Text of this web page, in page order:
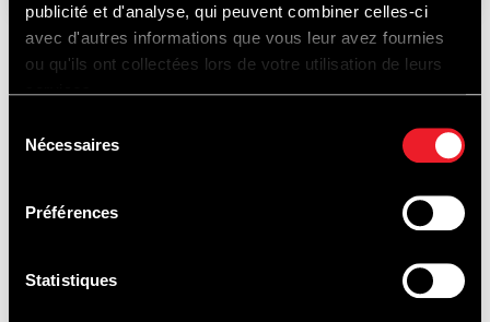
publicité et d'analyse, qui peuvent combiner celles-ci
avec d'autres informations que vous leur avez fournies
ou qu'ils ont collectées lors de votre utilisation de leurs
services.
Nécessaires
Préférences
Statistiques
ALSO WORTH
DISCOVERING...